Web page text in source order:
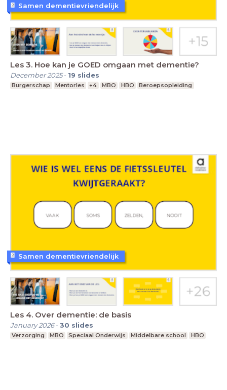
Les 3. Hoe kan je GOED omgaan met dementie?
December 2025- 19 slides
Burgerschap Mentorles +4 MBO HBO Beroepsopleiding
Samen dementievriendelijk
Les 4. Over dementie: de basis
January 2026-30 slides
Verzorging MBO Speciaal Onderwijs Middelbare school HBO
Samen dementievriendelijk